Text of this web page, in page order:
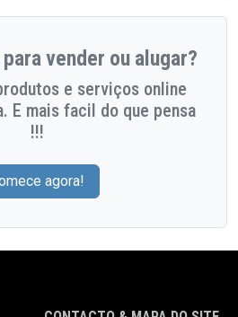
vender ou alugar?
e serviços online
E mais facil do que pensa
!!!
agora!